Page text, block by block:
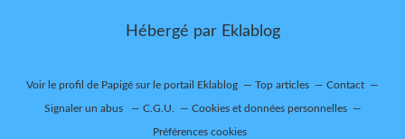
Hébergé par Eklablog
Voir le profil de Papigé sur le portail Eklablog Top articles Contact
Signaler un abus C.G.U. Cookies et données personnelles
Préférences cookies